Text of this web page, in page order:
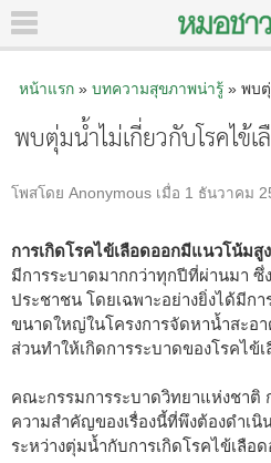
หน้าแรก» บทความสุขภาพน่ารู้» พบตุ่
พบตุ่มน้ำไม่เกี่ยวกับโรคไข้
โพสโดย Anonymous เมื่อ 1 ธันวาคม
การเกิดโรคไข้เลือดออกมีแนวโน้ม
มีการระบาดมากกว่าทุกปีที่ผ่านมา ซึ่
ประชาชน โดยเฉพาะอย่างยิ่งได้มีก
ขนาดใหญ่ในโครงการจัดหาน้ำสะอ
ส่วนทำให้เกิดการระบาดของโรคไข้
คณะกรรมการระบาดวิทยาแห่งชาติ
ความสำคัญของเรื่องนี้ที่พึงต้องดำเ
ระหว่างตุ่มน้ำกับการเกิดโรคไข้เลือ